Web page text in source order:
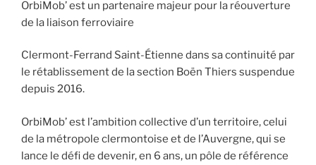
OrbiMob’ est un partenaire majeur pour la réouverture
de la liaison ferroviaire
Clermont-Ferrand Saint-Étienne dans sa continuité par
le rétablissement de la section Boën Thiers suspendue
depuis 2016.
OrbiMob’ est l’ambition collective d’un territoire, celui
de la métropole clermontoise et de l’Auvergne, qui se
lance le défi de devenir, en 6 ans, un pôle de référence